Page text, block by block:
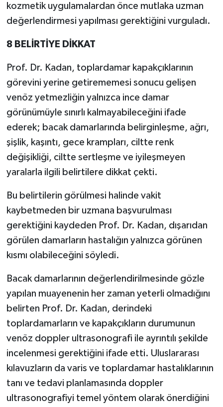
kozmetik uygulamalardan önce mutlaka uzman
değerlendirmesi yapılması gerektiğini vurguladı.
8 BELİRTİYE DİKKAT
Prof. Dr. Kadan, toplardamar kapakçıklarının
görevini yerine getirememesi sonucu gelişen
venöz yetmezliğin yalnızca ince damar
görünümüyle sınırlı kalmayabileceğini ifade
ederek; bacak damarlarında belirginleşme, ağrı,
şişlik, kaşıntı, gece krampları, ciltte renk
değişikliği, ciltte sertleşme ve iyileşmeyen
yaralarla ilgili belirtilere dikkat çekti.
Bu belirtilerin görülmesi halinde vakit
kaybetmeden bir uzmana başvurulması
gerektiğini kaydeden Prof. Dr. Kadan, dışarıdan
görülen damarların hastalığın yalnızca görünen
kısmı olabileceğini söyledi.
Bacak damarlarının değerlendirilmesinde gözle
yapılan muayenenin her zaman yeterli olmadığını
belirten Prof. Dr. Kadan, derindeki
toplardamarların ve kapakçıkların durumunun
venöz doppler ultrasonografi ile ayrıntılı şekilde
incelenmesi gerektiğini ifade etti. Uluslararası
kılavuzların da varis ve toplardamar hastalıklarının
tanı ve tedavi planlamasında doppler
ultrasonografiyi temel yöntem olarak önerdiğini